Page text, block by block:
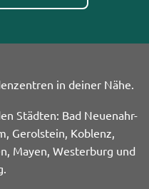
in deiner Nähe.
Städten: Bad Neuenahr-
Gerolstein, Koblenz,
Mayen, Westerburg und